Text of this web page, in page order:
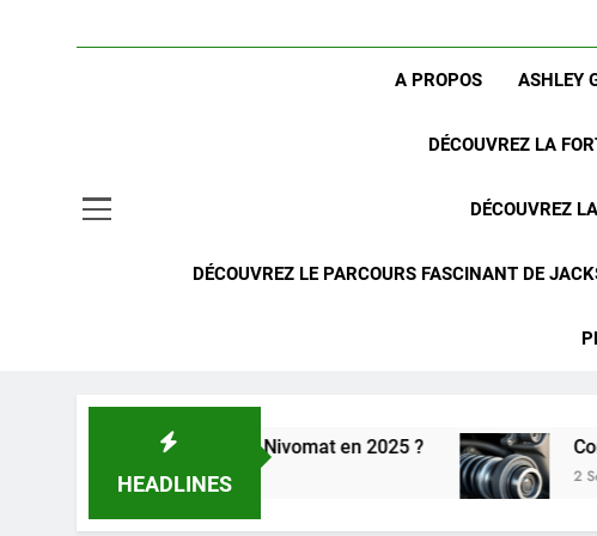
A PROPOS ASHLEY
DÉCOUVREZ LA
DÉCOUVREZ
DÉCOUVREZ LE PARCOURS FASCINANT DE
HEADLINES
arrière Nivomat en 2025 ? Comprendre
2 Semaines Ago